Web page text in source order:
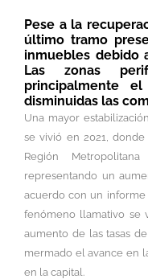
Pese a la
último tramo
inmuebles debido
Las zonas
principalmente
disminuidas las
Una mayor
se vivió en 2021,
Región
representando un
acuerdo con un informe
fenómeno llamativo se
aumento de las tasas
mermado el avance en
en la capital.